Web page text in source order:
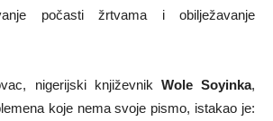
počasti žrtvama i obilježavanje
nigerijski književnik Wole Soyinka,
koje nema svoje pismo, istakao je: